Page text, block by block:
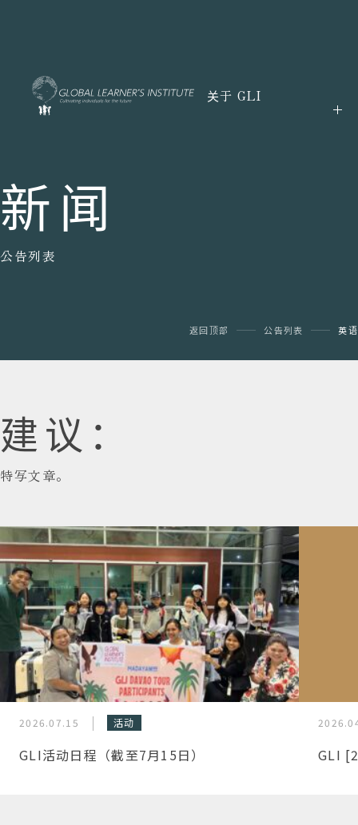
关于 GLI
新闻
公告列表
返回顶部 公告列表 英语
建议：
特写文章。
2026.07.15 活动
GLI活动日程（截至7月15日） GLI